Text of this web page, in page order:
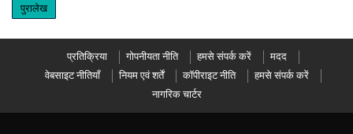
पुरालेख
प्रतिक्रिया गोपनीयता नीति हमसे संपर्क करें
मदद
वेबसाइट नीतियाँ
नियम एवं शर्तें कॉपीराइट नीति
हमसे संपर्क करें
नागरिक चार्टर